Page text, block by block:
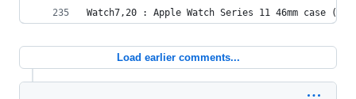
Watch7,20 : Apple Watch Series 11 46mm case
Load earlier comments...